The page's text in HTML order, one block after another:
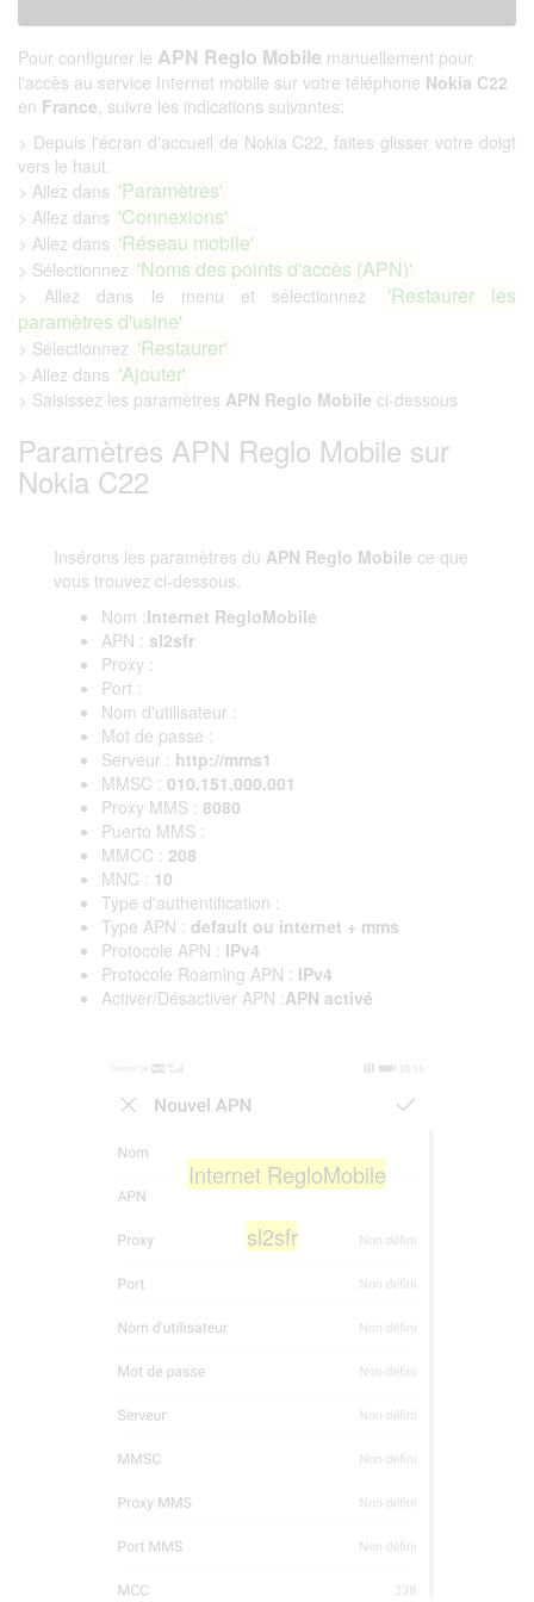
Pour configurer le APN Reglo Mobile manuellement pour
l'accès au service Internet mobile sur votre téléphone Nokia C22
en France, suivre les indications suivantes:
> Depuis l'écran d'accueil de Nokia C22, faites glisser votre doigt
vers le haut.
> Allez dans 'Paramètres'
> Allez dans 'Connexions'
> Allez dans 'Réseau mobile'
> Sélectionnez 'Noms des points d'accès (APN)'
> Allez dans le menu et sélectionnez
'Restaurer les
paramètres d'usine'
> Sélectionnez 'Restaurer'
> Allez dans 'Ajouter'
> Saisissez les paramètres APN Reglo Mobile ci-dessous
Paramètres APN Reglo Mobile sur
Nokia C22
Insérons les paramètres du APN Reglo Mobile ce que
vous trouvez ci-dessous.
Nom :Internet RegloMobile
APN : sl2sfr
Proxy :
Port :
Nom d'utilisateur :
Mot de passe :
Serveur : http://mms1
MMSC : 010.151.000.001
Proxy MMS : 8080
Puerto MMS :
MMCC : 208
MNC : 10
Type d'authentification :
Type APN : default ou internet + mms
Protocole APN : IPv4
Protocole Roaming APN : IPv4
Activer/Désactiver APN :APN activé
sl2sfr
Internet RegloMobile